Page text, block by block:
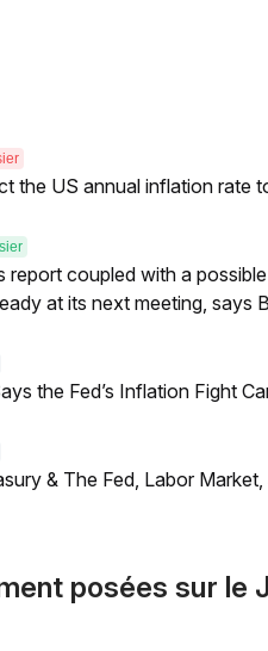
the US annual inflation rate
report coupled with a
at its next meeting, says
the Fed’s Inflation Fight
& The Fed, Labor
posées sur le